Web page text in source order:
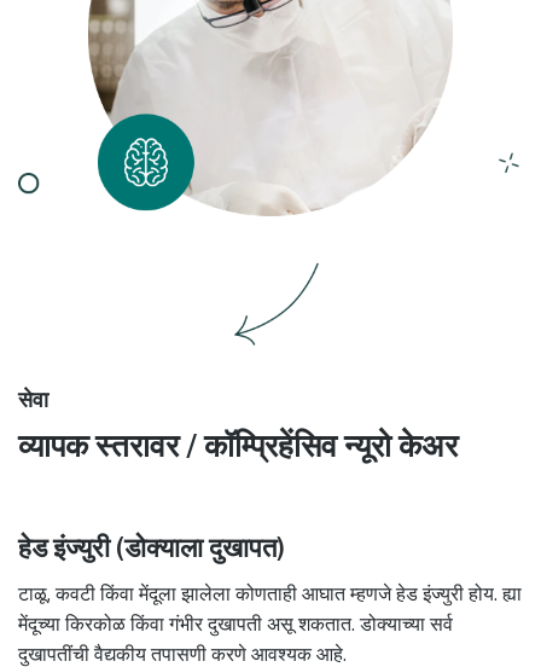
सेवा
व्यापक स्तरावर / कॉम्प्रिहेंसिव न्यूरो केअर
हेड इंज्युरी (डोक्याला दुखापत)
टाळू, कवटी किंवा मेंदूला झालेला कोणताही आघात म्हणजे हेड इंज्युरी होय. ह्या
मेंदूच्या किरकोळ किंवा गंभीर दुखापती असू शकतात. डोक्याच्या सर्व
दुखापतींची वैद्यकीय तपासणी करणे आवश्यक आहे.